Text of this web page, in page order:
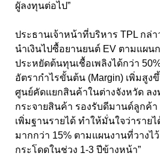
ผูัลงทุนต่อไป”
ประธานเจ้าหน้าที่บริหาร TPL กล่า
นำเงินไปซื้อยานยนต์ EV ตามแผน
ประหยัดต้นทุนเชื้อเพลิงได้กว่า
อัตรากำไรขั้นต้น (Margin) เพิ่มสูง
ศูนย์คัดแยกสินค้าในต่างจังหวัด ล
กระจายสินค้า รองรับดีมานด์ลูกค้า
เพิ่มฐานรายได้ ทำให้มั่นใจว่าราย
มากกว่า 15% ตามแผนงานที่วางไ
กระโดดในช่วง 1-3 ปีข้างหน้า”